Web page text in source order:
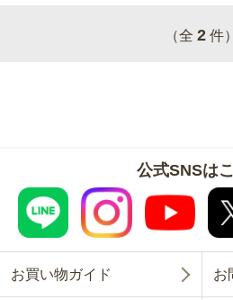
（全 2 件）
公式SNSは
お買い物ガイド お